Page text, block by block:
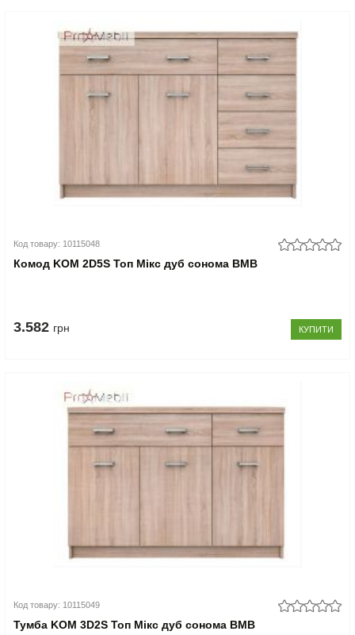
Код товару: 10115048
Комод KOM 2D5S Топ Мікс дуб сонома ВМВ
3.582 грн КУПИТИ
Код товару: 10115049
Тумба KOM 3D2S Топ Мікс дуб сонома ВМВ